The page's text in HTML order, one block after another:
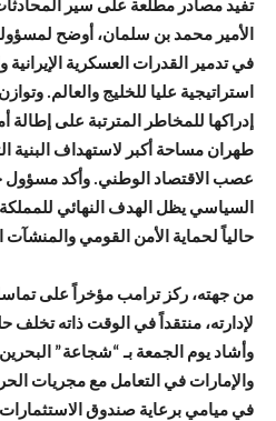
تفيد مصادر مطلعة على سير
الأمير محمد بن سلمان، أوضح
في تدمير القدرات العسكرية
استراتيجية عليا للخليج والعالم.
إدراكها للمخاطر المترتبة على إطالة
طهران مساحة أكبر لاستهداف البنية
عصب الاقتصاد الوطني. وأكد
السياسي يظل الهدف النهائي
حالياً لحماية الأمن القومي والمنشآت
من جهته، ركز ترامب مؤخراً على
لإدارته، منتقداً في الوقت ذاته تخلف
وأشاد يوم الجمعة بـ “شجاعة”
والإمارات في التعامل مع مجريات
في ميامي برعاية صندوق